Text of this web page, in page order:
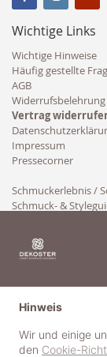
Wichtige Links
Wichtige Hinweise
Häufig gestellte
AGB
Widerrufsbelehrung
Vertrag
Impressum
Pressecorner
Schmuckerlebnis /
Schmuck- &
Hinweis
Wir und einige
den Cookie-